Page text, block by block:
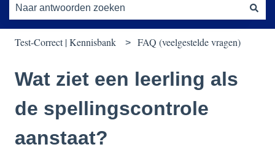
Test-Correct | Kennisbank FAQ (veelgestelde vragen)
Wat ziet een leerling als
de spellingscontrole
aanstaat?